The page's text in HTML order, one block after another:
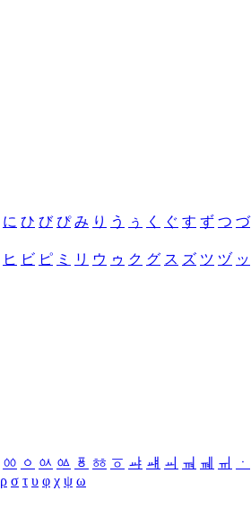
に ひ び ぴ み り う ぅ く ぐ す ず つ づ
ヒ ビ ピ ミ リ ウ ゥ ク グ ス ズ ツ ヅ ッ
ㆀ ㆁ ㆂ ㆃ ㆄ ㆅ ㆆ ㆇ ㆈ ㆉ ㆊ ㆋ ㆌ ㆍ
ρ σ τ υ φ χ ψ ω